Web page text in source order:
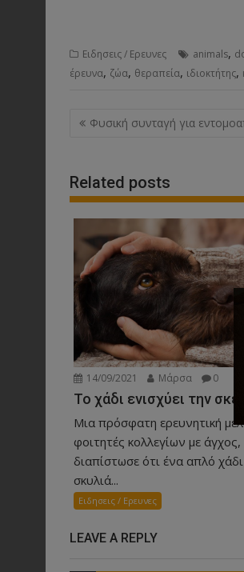
Ειδησεις / Ερευνες animals,
έρευνα, ζώα, θεραπεία, ιδιοκτήτης,
Post
Φυσική συνταγή για
Related posts
14/09/2021 Μάρσα 0
Το χάδι ενισχύει την
Μια πρόσφατη ερευνητική
φοιτητές κολλεγίων με άγχος,
διαπίστωσε ότι ένα απλό
σκυλιά...
Ειδησεις / Ερευνες
LEAVE A REPLY